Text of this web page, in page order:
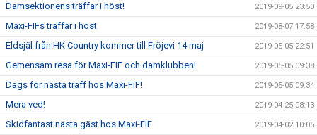
Damsektionens träffar i höst! 2019-09-05 23:50
Maxi-FIFs träffar i höst 2019-08-07 17:58
Eldsjäl från HK Country kommer till Fröjevi 14 maj 2019-05-05 22:51
Gemensam resa för Maxi-FIF och damklubben! 2019-05-05 09:38
Dags för nästa träff hos Maxi-FIF! 2019-05-05 09:34
Mera ved! 2019-04-25 08:13
Skidfantast nästa gäst hos Maxi-FIF 2019-04-02 10:05